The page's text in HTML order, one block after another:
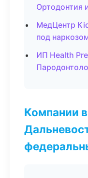
Ортодонтия
МедЦентр
под
ИП Health
Компании